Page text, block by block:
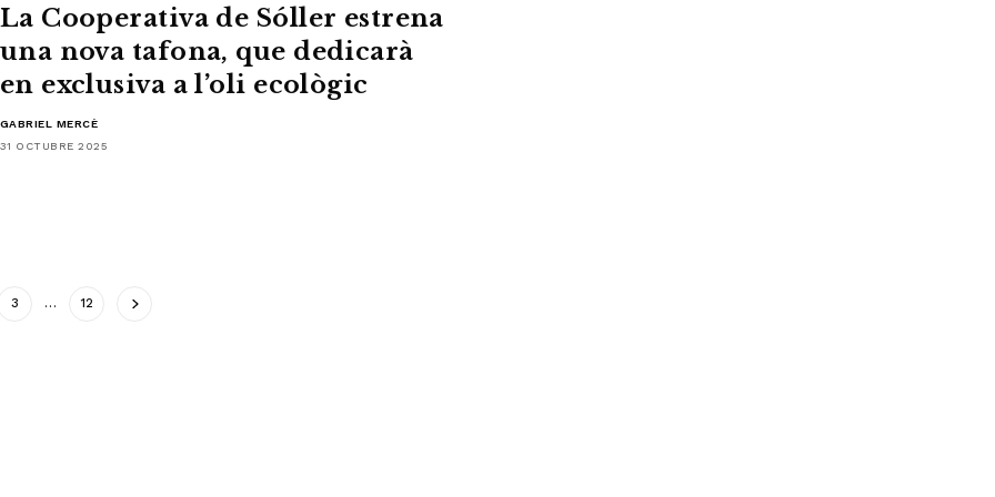
La Cooperativa de Sóller estrena
una nova tafona, que dedicarà
en exclusiva a l’oli ecològic
GABRIEL MERCÈ
31 OCTUBRE 2025
3 … 12